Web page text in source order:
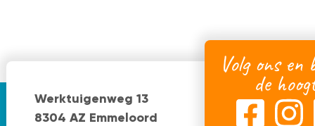
Werktuigenweg 13
8304 AZ Emmeloord
Volg ons en
de
Diensten